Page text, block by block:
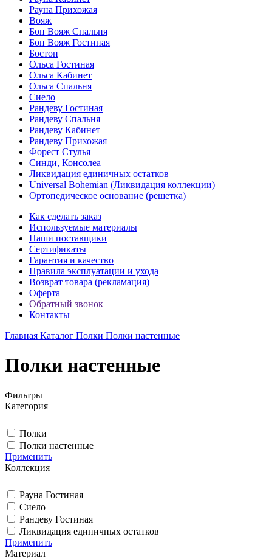
Рауна Прихожая
Вояж
Бон Вояж Спальня
Бон Вояж Гостиная
Бостон
Ольса Гостиная
Ольса Кабинет
Ольса Спальня
Сиело
Рандеву Гостиная
Рандеву Спальня
Рандеву Кабинет
Рандеву Прихожая
Форест Стулья
Синди, Консолеа
Ликвидация единичных остатков
Universal Bohemian (Ликвидация коллекции)
Ортопедическое основание (решетка)
Как сделать заказ
Используемые материалы
Наши поставщики
Сертификаты
Гарантия и качество
Правила эксплуатации и ухода
Возврат товара (рекламация)
Оферта
Обратный звонок
Контакты
Главная Каталог Полки Полки настенные
Полки настенные
Фильтры
Категория
Полки
Полки настенные
Применить
Коллекция
Рауна Гостиная
Сиело
Рандеву Гостиная
Ликвидация единичных остатков
Применить
Материал